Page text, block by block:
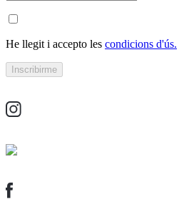
He llegit i accepto les condicions d'ús.